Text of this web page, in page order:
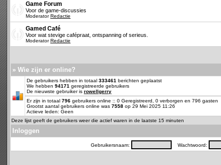
Game Forum
Voor de game-discussies
ModeratorRedactie
Gamed Café
Voor wat stevige cafépraat, ontspanning of serieus.
ModeratorRedactie
» Wie zijn er online?
De gebruikers hebben in totaal 333461 berichten geplaatst
We hebben 94171 geregistreerde gebruikers
De nieuwste gebruiker is rowellgerry
Er zijn in totaal 796 gebruikers online :: 0 Geregistreerd, 0 verborgen en 796
Grootst aantal gebruikers online was 7558 op 29 Mei 2025 11:26
Actieve leden: Geen
Deze lijst geeft de gebruikers weer die actief waren in de laatste 15 minuten
Inloggen
Gebruikersnaam: Wachtwoord: